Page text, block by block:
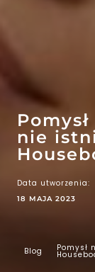
EFEKT
nie
18 MAJA 2023
Data utworzenia:
Blog
Pomysł